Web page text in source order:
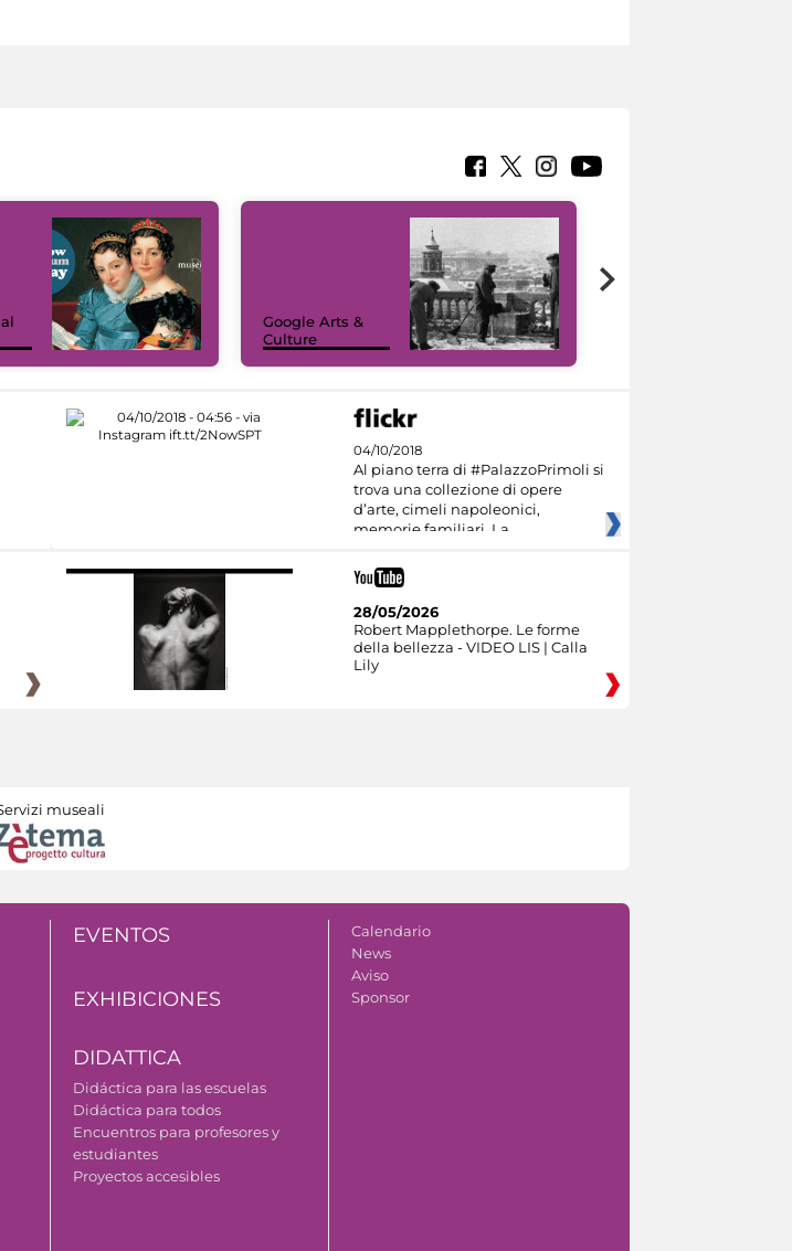
Google Arts &
Culture
04/10/2018
Al piano terra di #PalazzoPrimoli si
trova una collezione di opere
d’arte, cimeli napoleonici,
memorie familiari. La
28/05/2026
Robert Mapplethorpe. Le forme
della bellezza - VIDEO LIS | Calla
Lily
museali
EVENTOS
EXHIBICIONES
DIDATTICA
Didáctica para las escuelas
Didáctica para todos
Encuentros para profesores y
estudiantes
Proyectos accesibles
Calendario
News
Aviso
Sponsor